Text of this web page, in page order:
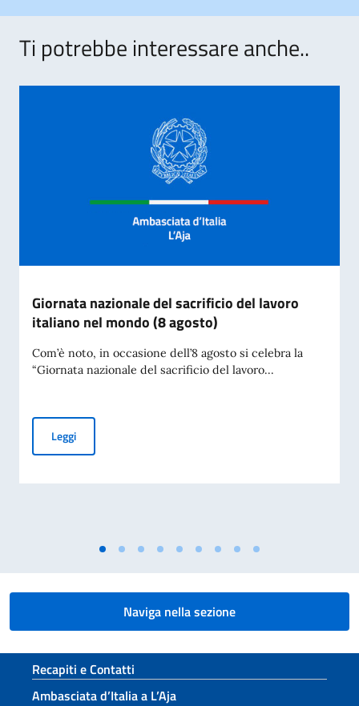
Ti potrebbe interessare anche..
Giornata nazionale del sacrificio del lavoro
italiano nel mondo (8 agosto)
Com’è noto, in occasione dell’8 agosto si celebra la
“Giornata nazionale del sacrificio del lavoro...
LeggiGiornata nazionale del sacrificio del lavoro italiano nel
Naviga nella sezione
Sezione footer
Recapiti e Contatti
Ambasciata d’Italia a L’Aja